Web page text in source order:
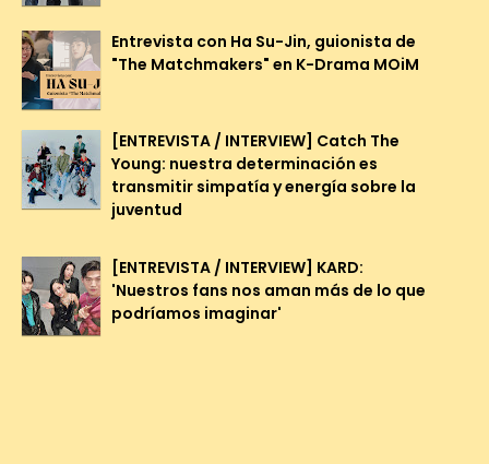
Entrevista con Ha Su-Jin, guionista de
"The Matchmakers" en K-Drama MOiM
[ENTREVISTA / INTERVIEW] Catch The
Young: nuestra determinación es
transmitir simpatía y energía sobre la
juventud
[ENTREVISTA / INTERVIEW] KARD:
'Nuestros fans nos aman más de lo que
podríamos imaginar'